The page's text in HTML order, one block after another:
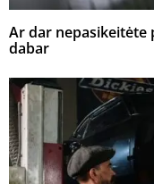
Ar dar nepasikeitėte
dabar